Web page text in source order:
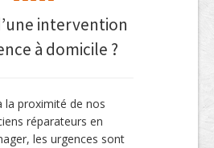
intervention
à domicile ?
la proximité de nos
réparateurs en
les urgences sont